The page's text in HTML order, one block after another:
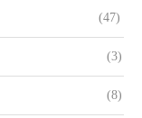
(47)
(3)
(8)